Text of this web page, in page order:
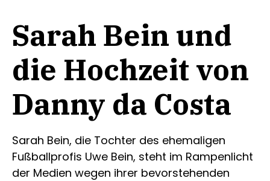
Sarah Bein und
die Hochzeit von
Danny da Costa
Sarah Bein, die Tochter des ehemaligen
Fußballprofis Uwe Bein, steht im Rampenlicht
der Medien wegen ihrer bevorstehenden